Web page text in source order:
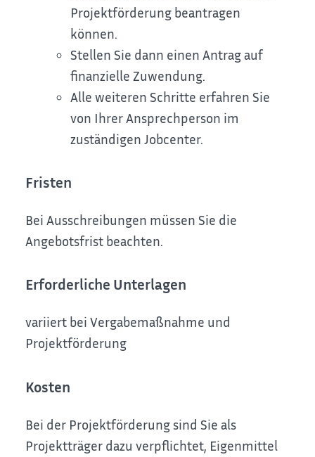
Projektförderung beantragen
können.
Stellen Sie dann einen Antrag auf
finanzielle Zuwendung.
Alle weiteren Schritte erfahren Sie
von Ihrer Ansprechperson im
zuständigen Jobcenter.
Fristen
Bei Ausschreibungen müssen Sie die
Angebotsfrist beachten.
Erforderliche Unterlagen
variiert bei Vergabemaßnahme und
Projektförderung
Kosten
Bei der Projektförderung sind Sie als
Projektträger dazu verpflichtet, Eigenmittel